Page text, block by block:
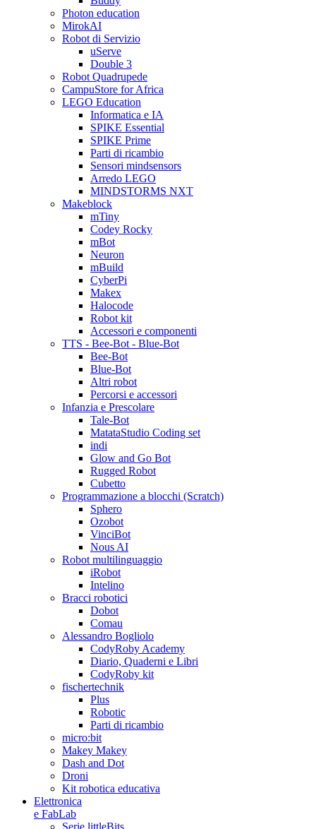
Photon education
MirokAI
Robot di Servizio
uServe
Double 3
Robot Quadrupede
CampuStore for Africa
LEGO Education
Informatica e IA
SPIKE Essential
SPIKE Prime
Parti di ricambio
Sensori mindsensors
Arredo LEGO
MINDSTORMS NXT
Makeblock
mTiny
Codey Rocky
mBot
Neuron
mBuild
CyberPi
Makex
Halocode
Robot kit
Accessori e componenti
TTS - Bee-Bot - Blue-Bot
Bee-Bot
Blue-Bot
Altri robot
Percorsi e accessori
Infanzia e Prescolare
Tale-Bot
MatataStudio Coding set
indi
Glow and Go Bot
Rugged Robot
Cubetto
Programmazione a blocchi (Scratch)
Sphero
Ozobot
VinciBot
Nous AI
Robot multilinguaggio
iRobot
Intelino
Bracci robotici
Dobot
Comau
Alessandro Bogliolo
CodyRoby Academy
Diario, Quaderni e Libri
CodyRoby kit
fischertechnik
Plus
Robotic
Parti di ricambio
micro:bit
Makey Makey
Dash and Dot
Droni
Kit robotica educativa
Elettronica
e FabLab
Serie littleBits